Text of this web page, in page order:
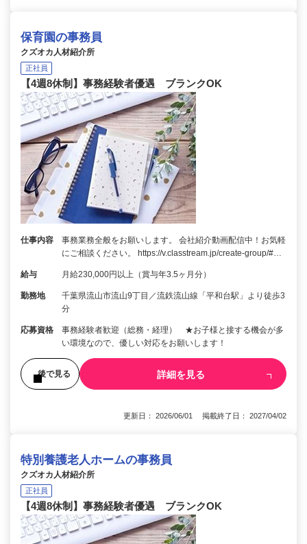
保育園の事務員
クズオカ人材紹介所
正社員
【4週8休制】事務経験者優遇 ブランクOK
仕事内容
事務業務全般をお願いします。 会社紹介動画配信中！お気軽
にご相談ください。 https://v.classtream.jp/create-group/#…
給与 月給230,000円以上（賞与年3.5ヶ月分）
勤務地
千葉県流山市流山9丁目／流鉄流山線「平和台駅」より徒歩3
分
応募資格
事務経験者歓迎（総務・経理） ★お子様と接する機会が多
い環境なので、優しい対応をお願いします！
後で見る 詳細を見る
更新日： 2026/06/01 掲載終了日： 2027/04/02
特別養護老人ホームの事務員
クズオカ人材紹介所
正社員
【4週8休制】事務経験者優遇 ブランクOK